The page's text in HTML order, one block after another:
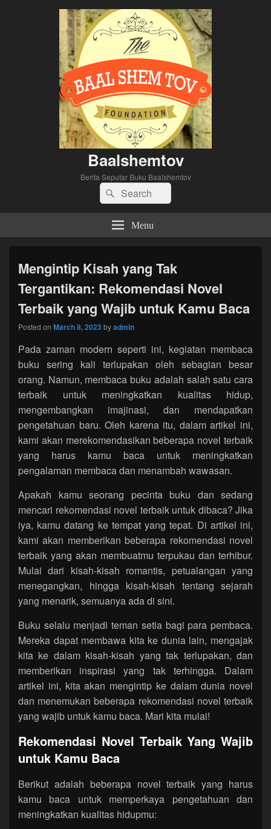
Baalshemtov
Berita Seputar Buku Baalshemtov
Search
for:
Search
Menu
Mengintip Kisah yang Tak
Tergantikan: Rekomendasi Novel
Terbaik yang Wajib untuk Kamu Baca
Posted on March 8, 2023 byadmin
Pada zaman modern seperti ini, kegiatan membaca
buku sering kali terlupakan oleh sebagian besar
orang. Namun, membaca buku adalah salah satu cara
terbaik untuk meningkatkan kualitas hidup,
mengembangkan imajinasi, dan mendapatkan
pengetahuan baru. Oleh karena itu, dalam artikel ini,
kami akan merekomendasikan beberapa novel terbaik
yang harus kamu baca untuk meningkatkan
pengalaman membaca dan menambah wawasan.
Apakah kamu seorang pecinta buku dan sedang
mencari rekomendasi novel terbaik untuk dibaca? Jika
iya, kamu datang ke tempat yang tepat. Di artikel ini,
kami akan memberikan beberapa rekomendasi novel
terbaik yang akan membuatmu terpukau dan terhibur.
Mulai dari kisah-kisah romantis, petualangan yang
menegangkan, hingga kisah-kisah tentang sejarah
yang menarik, semuanya ada di sini.
Buku selalu menjadi teman setia bagi para pembaca.
Mereka dapat membawa kita ke dunia lain, mengajak
kita ke dalam kisah-kisah yang tak terlupakan, dan
memberikan inspirasi yang tak terhingga. Dalam
artikel ini, kita akan mengintip ke dalam dunia novel
dan menemukan beberapa rekomendasi novel terbaik
yang wajib untuk kamu baca. Mari kita mulai!
Rekomendasi Novel Terbaik Yang Wajib
untuk Kamu Baca
Berikut adalah beberapa novel terbaik yang harus
kamu baca untuk memperkaya pengetahuan dan
meningkatkan kualitas hidupmu: